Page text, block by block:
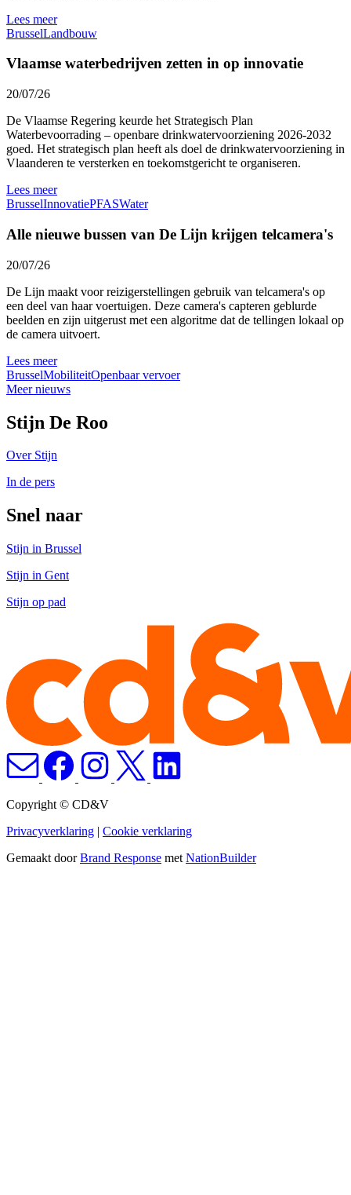
Lees meer
BrusselLandbouw
Vlaamse waterbedrijven zetten in op innovatie
20/07/26
De Vlaamse Regering keurde het Strategisch Plan
Waterbevoorrading – openbare drinkwatervoorziening 2026-2032
goed. Het strategisch plan heeft als doel de drinkwatervoorziening in
Vlaanderen te versterken en toekomstgericht te organiseren.
Lees meer
BrusselInnovatiePFASWater
Alle nieuwe bussen van De Lijn krijgen telcamera's
20/07/26
De Lijn maakt voor reizigerstellingen gebruik van telcamera's op
een deel van haar voertuigen. Deze camera's capteren geblurde
beelden en zijn uitgerust met een algoritme dat de tellingen lokaal op
de camera uitvoert.
Lees meer
BrusselMobiliteitOpenbaar vervoer
Meer nieuws
Stijn De Roo
Over Stijn
In de pers
Snel naar
Stijn in Brussel
Stijn in Gent
Stijn op pad
Copyright © CD&V
Privacyverklaring | Cookie verklaring
Gemaakt doorBrand Response met NationBuilder